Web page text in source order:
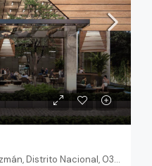
Piantini, Santo Domingo de Guzmán, Distrito Nacional, 03201, República Dominicana